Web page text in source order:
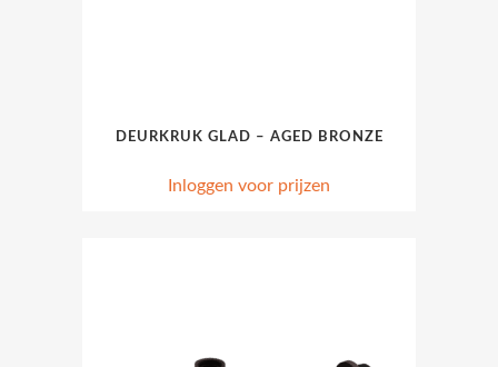
DEURKRUK GLAD – AGED BRONZE
Inloggen voor prijzen